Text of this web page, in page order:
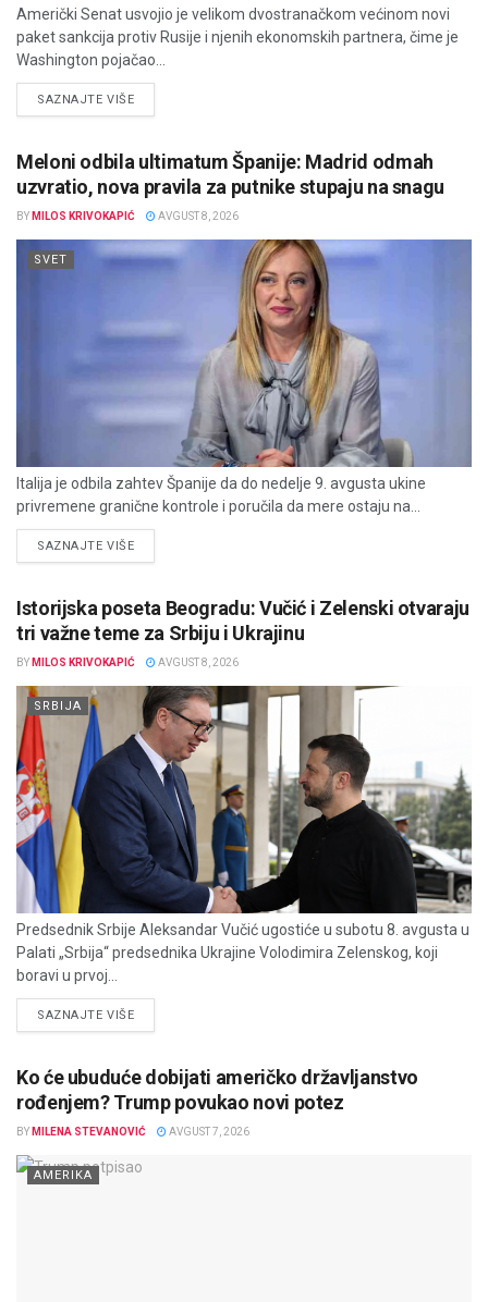
Američki Senat usvojio je velikom dvostranačkom većinom novi
paket sankcija protiv Rusije i njenih ekonomskih partnera, čime je
Washington pojačao...
SAZNAJTE VIŠEDETAILS
Meloni odbila ultimatum Španije: Madrid odmah
uzvratio, nova pravila za putnike stupaju na snagu
BY MILOS KRIVOKAPIĆ AVGUST 8, 2026
SVET
Italija je odbila zahtev Španije da do nedelje 9. avgusta ukine
privremene granične kontrole i poručila da mere ostaju na...
SAZNAJTE VIŠEDETAILS
Istorijska poseta Beogradu: Vučić i Zelenski otvaraju
tri važne teme za Srbiju i Ukrajinu
BY MILOS KRIVOKAPIĆ AVGUST 8, 2026
SRBIJA
Predsednik Srbije Aleksandar Vučić ugostiće u subotu 8. avgusta u
Palati „Srbija“ predsednika Ukrajine Volodimira Zelenskog, koji
boravi u prvoj...
SAZNAJTE VIŠEDETAILS
Ko će ubuduće dobijati američko državljanstvo
rođenjem? Trump povukao novi potez
BY MILENA STEVANOVIĆ AVGUST 7, 2026
AMERIKA